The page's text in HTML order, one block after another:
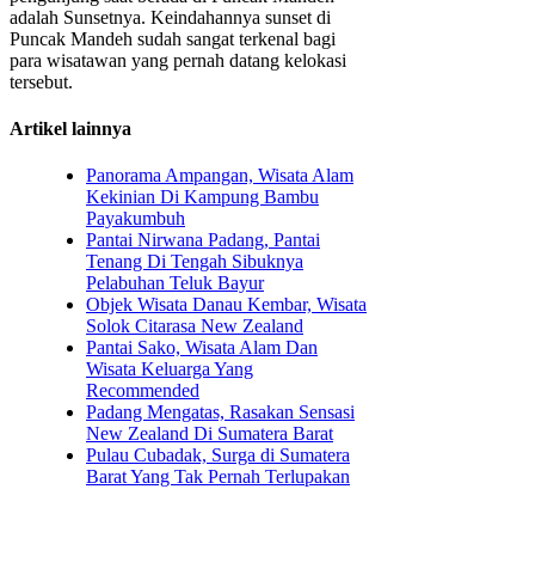
adalah Sunsetnya. Keindahannya sunset di
Puncak Mandeh sudah sangat terkenal bagi
para wisatawan yang pernah datang kelokasi
tersebut.
Artikel lainnya
Panorama Ampangan, Wisata Alam
Kekinian Di Kampung Bambu
Payakumbuh
Pantai Nirwana Padang, Pantai
Tenang Di Tengah Sibuknya
Pelabuhan Teluk Bayur
Objek Wisata Danau Kembar, Wisata
Solok Citarasa New Zealand
Pantai Sako, Wisata Alam Dan
Wisata Keluarga Yang
Recommended
Padang Mengatas, Rasakan Sensasi
New Zealand Di Sumatera Barat
Pulau Cubadak, Surga di Sumatera
Barat Yang Tak Pernah Terlupakan